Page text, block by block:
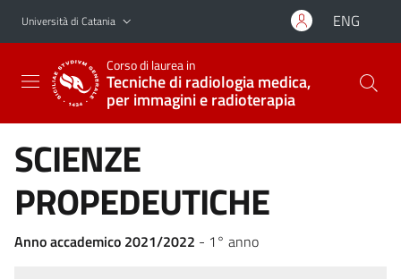
Vai al contenuto principale
Vai al menu di navigazione
Università di Catania ENG
Corso di laurea in
Tecniche di radiologia medica,
per immagini e radioterapia
SCIENZE
PROPEDEUTICHE
Anno accademico 2021/2022 - 1° anno